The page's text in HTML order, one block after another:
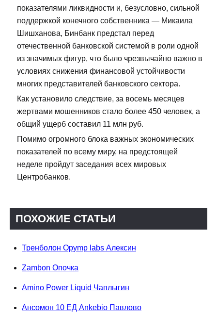
показателями ликвидности и, безусловно, сильной
поддержкой конечного собственника — Микаила
Шишханова, Бинбанк предстал перед
отечественной банковской системой в роли одной
из значимых фигур, что было чрезвычайно важно в
условиях снижения финансовой устойчивости
многих представителей банковского сектора.
Как установило следствие, за восемь месяцев
жертвами мошенников стало более 450 человек, а
общий ущерб составил 11 млн руб.
Помимо огромного блока важных экономических
показателей по всему миру, на предстоящей
неделе пройдут заседания всех мировых
Центробанков.
ПОХОЖИЕ СТАТЬИ
Тренболон Opymp labs Алексин
Zambon Опочка
Amino Power Liquid Чаплыгин
Ансомон 10 ЕД Ankebio Павлово